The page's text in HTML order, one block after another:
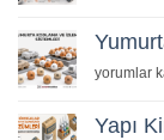
ve
Yumurta
için
yorumlar
Yapı